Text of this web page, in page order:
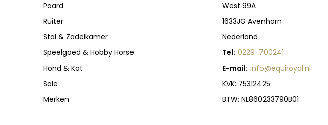
Paard
Ruiter
Stal & Zadelkamer
Speelgoed & Hobby Horse
Hond & Kat
Sale
Merken
West 99A
1633JG Avenhorn
Nederland
Tel: 0229-700241
E-mail: info@equiroyal.nl
KVK: 75312425
BTW: NL860233790B01